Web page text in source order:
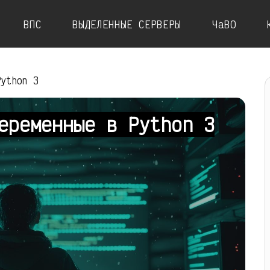
ВПС ВЫДЕЛЕННЫЕ СЕРВЕРЫ ЧаВО
3
в Python 3